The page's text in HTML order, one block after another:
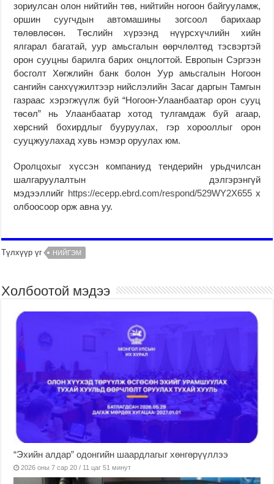
зориулсан олон нийтийн төв, нийтийн ногоон байгууламж,
оршин суугчдын автомашины зогсоол барихаар
төлөвлөсөн. Төслийн хүрээнд нүүрсхүчлийн хийн
ялгарал багатай, уур амьсгалын өөрчлөлтөд тэсвэртэй
орон сууцны барилга барих онцлогтой. Европын Сэргээн
босголт Хөгжлийн банк болон Уур амьсгалын Ногоон
сангийн санхүүжилтээр нийслэлийн Засаг даргын Тамгын
газраас хэрэгжүүлж буй “Ногоон-Улаанбаатар орон сууц
төсөл” нь Улаанбаатар хотод тулгамдаж буй агаар,
хөрсний бохирдлыг бууруулах, гэр хорооллыг орон
сууцжуулахад хувь нэмэр оруулах юм.
Оролцохыг хүссэн компаниуд тендерийн урьдчилсан
шалгаруулалтын дэлгэрэнгүй
мэдээллийг https://ecepp.ebrd.com/respond/529WY2X655х
олбоосоор орж авна уу.
Түлхүүр үг НИЙГЭМ
Холбоотой мэдээ
“Эхийн алдар” одонгийн шаардлагыг хөнгөрүүллээ
2026 оны 7 сар 20 / 11 цаг 51 минут